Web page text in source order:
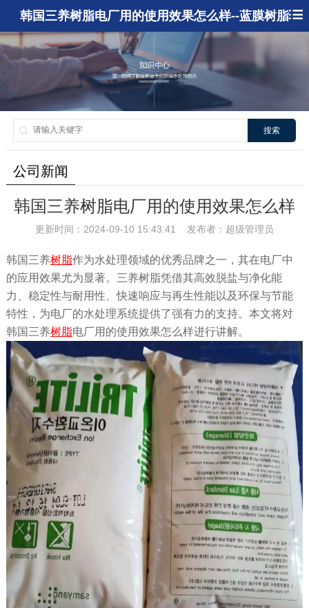
韩国三养树脂电厂用的使用效果怎么样--蓝膜树脂
搜索
公司新闻
韩国三养树脂电厂用的使用效果怎么样
更新时间：2024-09-10 15:43:41 发布者：超级管理员
韩国三养树脂作为水处理领域的优秀品牌之一 ，其在电厂中
的应用效果尤为显著。三养树脂凭借其高效脱盐与净化能
力、稳定性与耐用性、快速响应与再生性能以及环保与节能
特性，为电厂的水处理系统提供了强有力的支持。 本文将对
韩国三养树脂电厂用的使用效果怎么样进行讲解。